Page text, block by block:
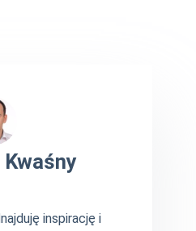
inspirację i